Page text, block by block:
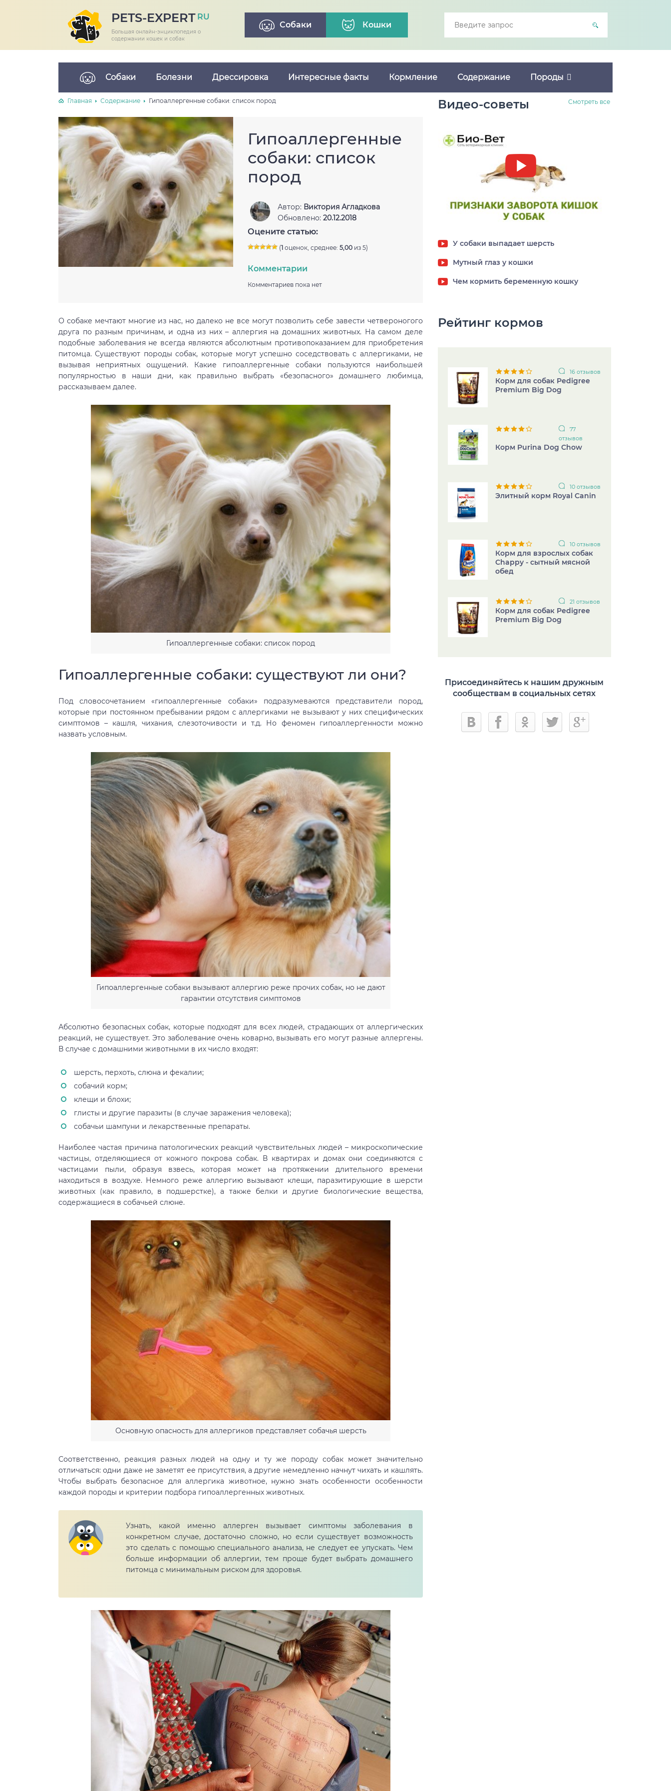
PETS-EXPERT RU
Большая онлайн-энциклопедия о
содержании кошек и собак
Собаки Кошки
Собаки Болезни Дрессировка Интересные факты Кормление Содержание Породы
Главная Содержание Гипоаллергенные собаки: список пород
Гипоаллергенные
собаки: список
пород
Автор: Виктория Агладкова
Обновлено: 20.12.2018
Оцените статью:
(1 оценок, среднее: 5,00 из 5)
Комментарии
Комментариев пока нет
О собаке мечтают многие из нас, но далеко не все могут позволить себе завести четвероногого
друга по разным причинам, и одна из них – аллергия на домашних животных. На самом деле
подобные заболевания не всегда являются абсолютным противопоказанием для приобретения
питомца. Существуют породы собак, которые могут успешно соседствовать с аллергиками, не
вызывая неприятных ощущений. Какие гипоаллергенные собаки пользуются наибольшей
популярностью в наши дни, как правильно выбрать «безопасного» домашнего любимца,
рассказываем далее.
Гипоаллергенные собаки: список пород
Гипоаллергенные собаки: существуют ли они?
Под словосочетанием «гипоаллергенные собаки» подразумеваются представители пород,
которые при постоянном пребывании рядом с аллергиками не вызывают у них специфических
симптомов – кашля, чихания, слезоточивости и т.д. Но феномен гипоаллергенности можно
назвать условным.
Гипоаллергенные собаки вызывают аллергию реже прочих собак, но не дают
гарантии отсутствия симптомов
Абсолютно безопасных собак, которые подходят для всех людей, страдающих от аллергических
реакций, не существует. Это заболевание очень коварно, вызывать его могут разные аллергены.
В случае с домашними животными в их число входят:
шерсть, перхоть, слюна и фекалии;
собачий корм;
клещи и блохи;
глисты и другие паразиты (в случае заражения человека);
собачьи шампуни и лекарственные препараты.
Наиболее частая причина патологических реакций чувствительных людей – микроскопические
частицы, отделяющиеся от кожного покрова собак. В квартирах и домах они соединяются с
частицами пыли, образуя взвесь, которая может на протяжении длительного времени
находиться в воздухе. Немного реже аллергию вызывают клещи, паразитирующие в шерсти
животных (как правило, в подшерстке), а также белки и другие биологические вещества,
содержащиеся в собачьей слюне.
Основную опасность для аллергиков представляет собачья шерсть
Соответственно, реакция разных людей на одну и ту же породу собак может значительно
отличаться: одни даже не заметят ее присутствия, а другие немедленно начнут чихать и кашлять.
Чтобы выбрать безопасное для аллергика животное, нужно знать особенности особенности
каждой породы и критерии подбора гипоаллергенных животных.
Узнать, какой именно аллерген вызывает симптомы заболевания в
конкретном случае, достаточно сложно, но если существует возможность
это сделать с помощью специального анализа, не следует ее упускать. Чем
больше информации об аллергии, тем проще будет выбрать домашнего
питомца с минимальным риском для здоровья.
Видео-советы Смотреть все
Заворот кишок у собак
У собаки выпадает шерсть
Мутный глаз у кошки
Чем кормить беременную кошку
Рейтинг кормов
16 отзывов
Корм для собак Pedigree
Premium Big Dog
77
отзывов
Корм Purina Dog Chow
10 отзывов
Элитный корм Royal Canin
10 отзывов
Корм для взрослых собак
Chappy - сытный мясной
обед
21 отзывов
Корм для собак Pedigree
Premium Big Dog
Присоединяйтесь к нашим дружным
сообществам в социальных сетях